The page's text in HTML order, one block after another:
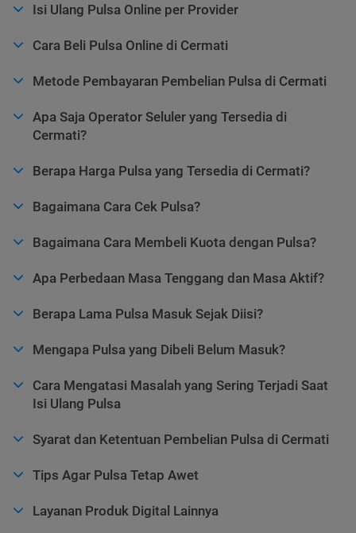
Isi Ulang Pulsa Online per Provider
Cara Beli Pulsa Online di Cermati
Metode Pembayaran Pembelian Pulsa di Cermati
Apa Saja Operator Seluler yang Tersedia di
Cermati?
Berapa Harga Pulsa yang Tersedia di Cermati?
Bagaimana Cara Cek Pulsa?
Bagaimana Cara Membeli Kuota dengan Pulsa?
Apa Perbedaan Masa Tenggang dan Masa Aktif?
Berapa Lama Pulsa Masuk Sejak Diisi?
Mengapa Pulsa yang Dibeli Belum Masuk?
Cara Mengatasi Masalah yang Sering Terjadi Saat
Isi Ulang Pulsa
Syarat dan Ketentuan Pembelian Pulsa di Cermati
Tips Agar Pulsa Tetap Awet
Layanan Produk Digital Lainnya